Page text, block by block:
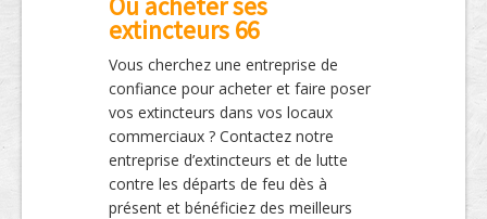
extincteurs 66
Vous cherchez une entreprise de
confiance pour acheter et faire poser
vos extincteurs dans vos locaux
commerciaux ? Contactez notre
entreprise d’extincteurs et de lutte
contre les départs de feu dès à
présent et bénéficiez des meilleurs